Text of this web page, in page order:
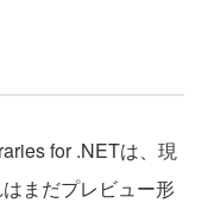
for .NETは、現
まだプレビュー形